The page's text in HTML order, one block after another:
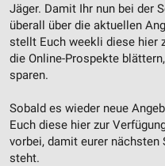
Jäger. Damit Ihr nun bei der
überall über die aktuellen
stellt Euch weekli diese hier
die Online-Prospekte
sparen.
Sobald es wieder neue
Euch diese hier zur
vorbei, damit eurer nächsten
steht.